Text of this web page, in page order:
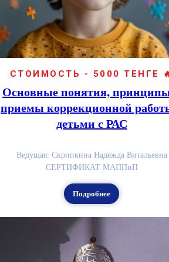
СТОИМОСТЬ - 5000 ТЕНГЕ
Основные понятия,
приемы коррекционной
детьми с РАС
Ведущая: Скрипкина Надежда Витальевна
СЕРТИФИКАТ МАППиП
Подробнее